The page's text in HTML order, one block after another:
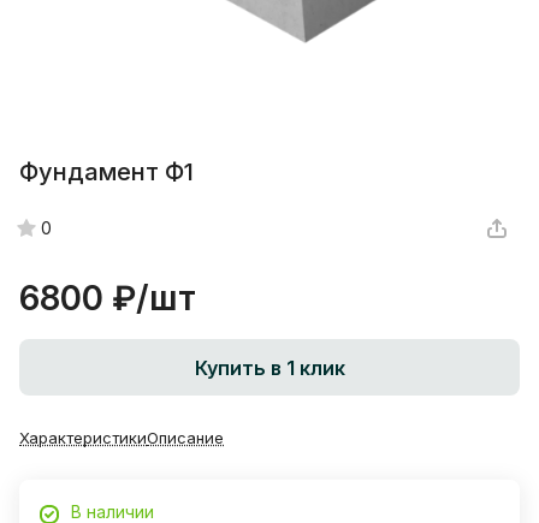
Фундамент Ф1
0
6800 ₽/шт
Купить в 1 клик
ХарактеристикиОписание
В наличии